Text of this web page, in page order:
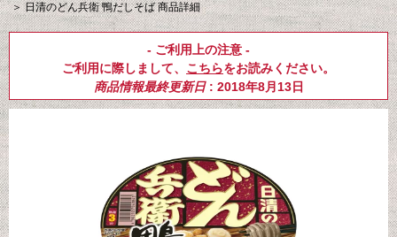
＞日清のどん兵衛 鴨だしそば 商品詳細
- ご利用上の注意 -
ご利用に際しまして、 こちらをお読みください。
商品情報最終更新日: 2018年8月13日